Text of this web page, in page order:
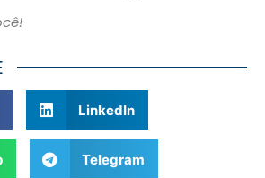
LinkedIn
Telegram